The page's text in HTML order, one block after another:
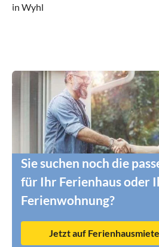
in Wyhl
Sie suchen noch die
für Ihr Ferienhaus oder
Ferienwohnung?
Jetzt auf